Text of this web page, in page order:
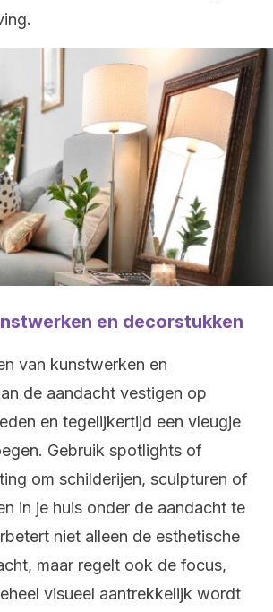
en decorstukken
van kunstwerken en
de aandacht vestigen op
en tegelijkertijd een vleugje
Gebruik spotlights of
om schilderijen, sculpturen of
in je huis onder de aandacht te
niet alleen de esthetische
maar regelt ook de focus,
visueel aantrekkelijk wordt